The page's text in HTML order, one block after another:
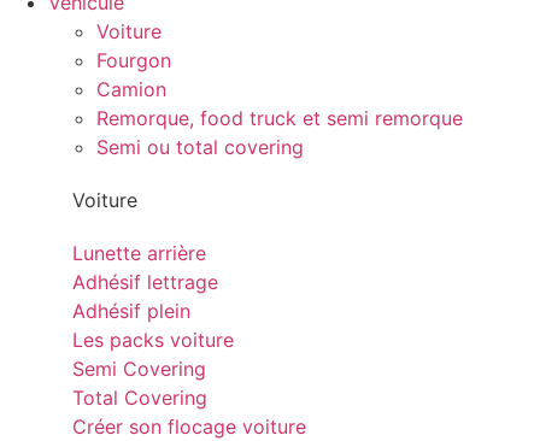
Voiture
Fourgon
Camion
Remorque, food truck et semi remorque
Semi ou total covering
Voiture
Lunette arrière
Adhésif lettrage
Adhésif plein
Les packs voiture
Semi Covering
Total Covering
Créer son flocage voiture